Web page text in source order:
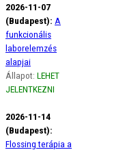
2026-11-07
(Budapest): A
funkcionális
laborelemzés
alapjai
Állapot: LEHET
JELENTKEZNI
2026-11-14
(Budapest):
Flossing terápia a